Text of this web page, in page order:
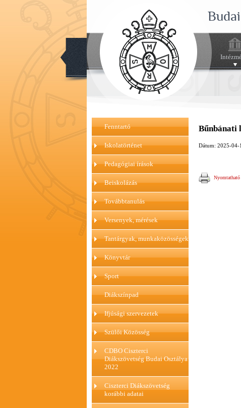
Fenntartó
Iskolatörténet
Pedagógiai írások
Beiskolázás
Továbbtanulás
Versenyek, mérések
Tantárgyak, munkaközösségek
Könyvtár
Sport
Diákszínpad
Ifjúsági szervezetek
Szülői Közösség
CDBO Ciszterci
Diákszövetség Budai Osztálya
2022
Ciszterci Diákszövetség
korábbi adatai
Bűnbánati
Dátum: 2025-04-
Nyomtatható